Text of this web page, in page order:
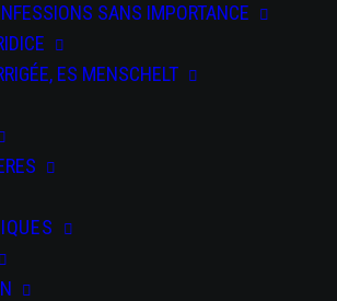
SANS IMPORTANCE
ES MENSCHELT
à mon